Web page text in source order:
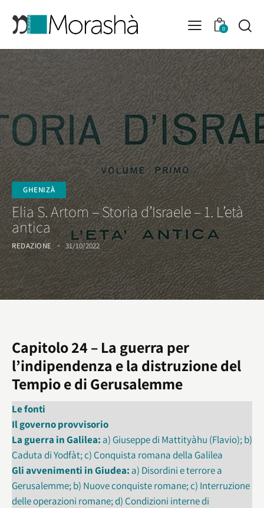
0
GHENIZÀ
Elia S. Artom – Storia d’Israele – 1. L’età
antica
REDAZIONE 31/10/2022
Capitolo 24 – La guerra per
l’indipendenza e la distruzione del
Tempio e di Gerusalemme
Le fonti
Il governo provvisorio
La guerra in Galilea: a) Giuseppe di Mattityàhu (Flavio); b)
Caduta di Yodfàt; c) Conquista romana della Galilea
Gli avvenimenti in Giudea: a) Disordini e terrore a
Gerusalemme; b) Nuove conquiste romane; c) Interruzione
delle operazioni romane; d) Condizioni interne di